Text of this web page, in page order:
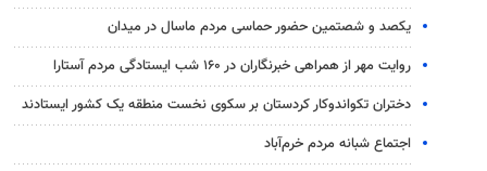
یکصد و شصتمین حضور حماسی مردم ماسال در میدان
روایت مهر از همراهی خبرنگاران در ۱۶۰ شب ایستادگی مردم آستارا
دختران تکواندوکار کردستان بر سکوی نخست منطقه یک کشور ایستادند
اجتماع شبانه مردم خرم‌آباد